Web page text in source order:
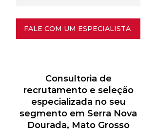
FALE COM UM ESPECIALISTA
Consultoria de
recrutamento e seleção
especializada no seu
segmento em Serra Nova
Dourada, Mato Grosso